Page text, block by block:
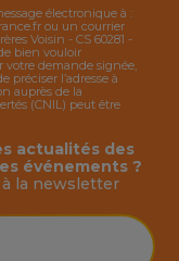
électronique à :
ou un courrier
Voisin - CS 60281 -
bien vouloir
votre demande signée,
préciser l’adresse à
auprès de la
(CNIL) peut être
actualités des
événements ?
la newsletter